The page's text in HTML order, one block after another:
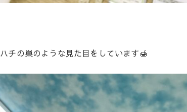
ハチの巣のような見た目をしています🍯